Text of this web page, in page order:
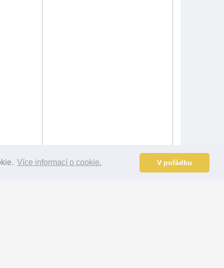
Více informací o cookie. V pořádku